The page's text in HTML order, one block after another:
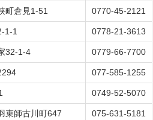
町倉見1-51 0770-45-2121
1-1 0778-21-3613
32-1-4 0779-66-7700
077-585-1255
0749-52-5070
束師古川町647 075-631-5181